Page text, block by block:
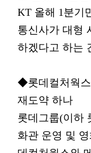
KT 올해 1분기
통신사가 대형
하겠다고 하는
◆롯데컬처웍
재도약 하나
롯데그룹(이하
화관 운영 및